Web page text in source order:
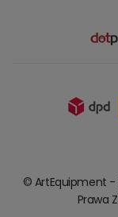
© ArtEquipment -
Prawa